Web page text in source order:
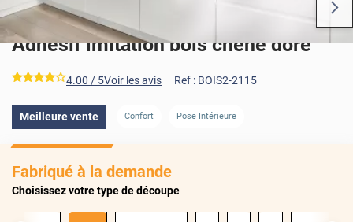
Adhésif imitation bois chêne doré
*****
4.00 / 5Voir les avis Ref : BOIS2-2115
Meilleure vente Confort Pose Intérieure
Fabriqué à la demande
Choisissez votre type de découpe